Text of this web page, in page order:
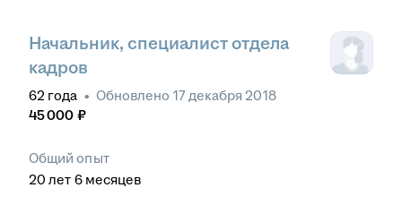
Начальник, специалист отдела
кадров
62 года • Обновлено 17 декабря 2018
45 000 ₽
Общий опыт
20 лет 6 месяцев